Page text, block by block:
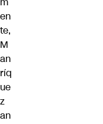
en
te,
M
an
ríq
ue
z
an